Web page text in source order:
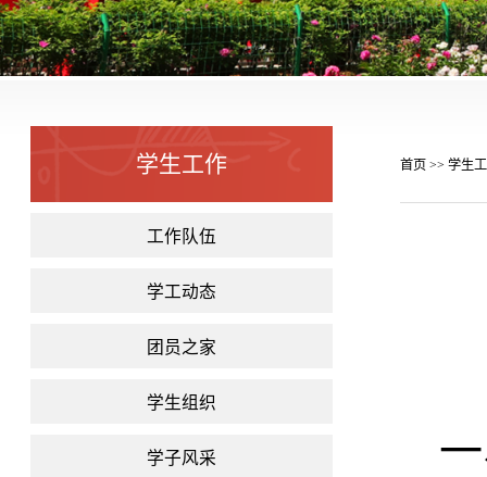
学生工作
工作队伍
学工动态
团员之家
学生组织
学子风采
首页>> 学生